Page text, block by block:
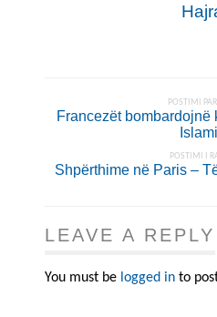
POSTIMI
Francezët bombardojnë
POSTIMI I
Shpërthime në Paris –
LEAVE A REPLY
You must be logged in to